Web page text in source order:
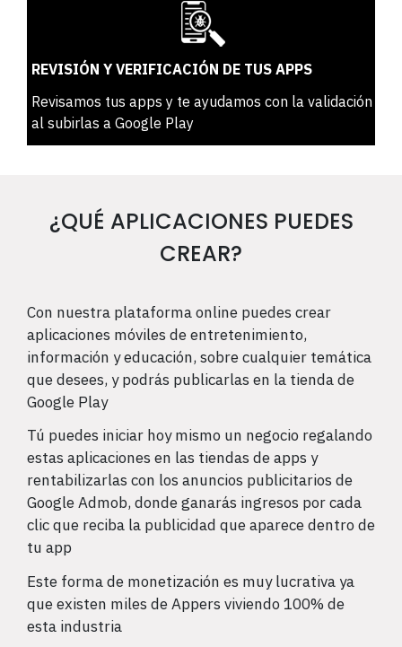
REVISIÓN Y VERIFICACIÓN DE TUS APPS
Revisamos tus apps y te ayudamos con la validación
al subirlas a Google Play
¿QUÉ APLICACIONES PUEDES
CREAR?
Con nuestra plataforma online puedes crear
aplicaciones móviles de entretenimiento,
información y educación, sobre cualquier temática
que desees, y podrás publicarlas en la tienda de
Google Play
Tú puedes iniciar hoy mismo un negocio regalando
estas aplicaciones en las tiendas de apps y
rentabilizarlas con los anuncios publicitarios de
Google Admob, donde ganarás ingresos por cada
clic que reciba la publicidad que aparece dentro de
tu app
Este forma de monetización es muy lucrativa ya
que existen miles de Appers viviendo 100% de
esta industria